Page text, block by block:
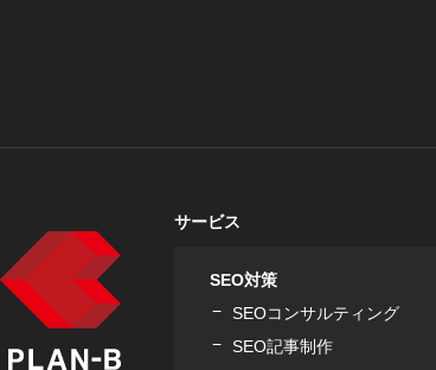
サービス
SEO対策
SEOコンサルティング
SEO記事制作